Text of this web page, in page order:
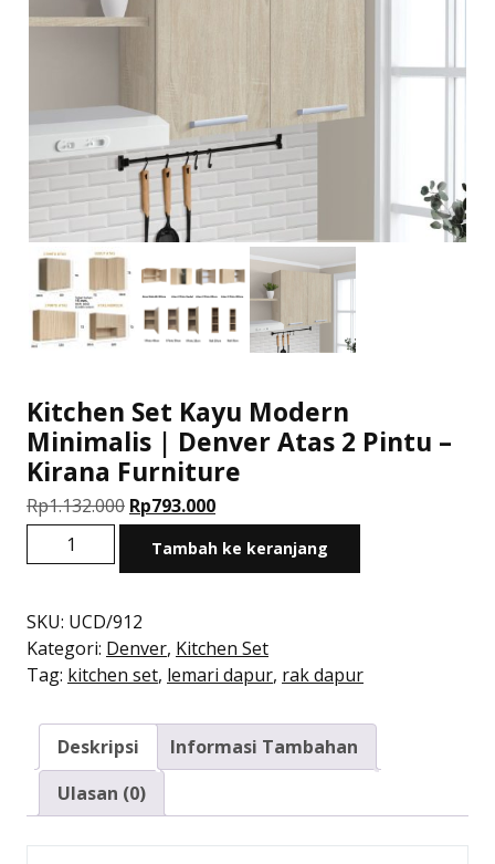
Kitchen Set Kayu Modern
Minimalis | Denver Atas 2 Pintu –
Kirana Furniture
Rp1.132.000 Harga
aslinya
adalah:
Rp793.000Harga
saat
ini
Kuantitas
Kitchen
Kayu
Modern
Minimalis
Denver
Atas
2
Pintu
Tambah ke keranjang
SKU: UCD/912
Kategori: Denver, Kitchen Set
Tag: kitchen set, lemari dapur, rak dapur
Deskripsi
Informasi Tambahan
Ulasan (0)